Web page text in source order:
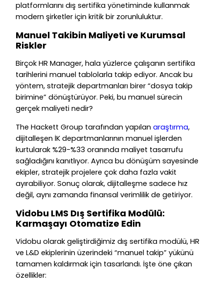
platformlarını dış sertifika yönetiminde kullanmak
modern şirketler için kritik bir zorunluluktur.
Manuel Takibin Maliyeti ve Kurumsal
Riskler
Birçok HR Manager, hala yüzlerce çalışanın sertifika
tarihlerini manuel tablolarla takip ediyor. Ancak bu
yöntem, stratejik departmanları birer “dosya takip
birimine” dönüştürüyor. Peki, bu manuel sürecin
gerçek maliyeti nedir?
The Hackett Group tarafından yapılan araştırma,
dijitalleşen İK departmanlarının manuel işlerden
kurtularak %29-%33 oranında maliyet tasarrufu
sağladığını kanıtlıyor. Ayrıca bu dönüşüm sayesinde
ekipler, stratejik projelere çok daha fazla vakit
ayırabiliyor. Sonuç olarak, dijitalleşme sadece hız
değil, aynı zamanda finansal verimlilik de getiriyor.
Vidobu LMS Dış Sertifika Modülü:
Karmaşayı Otomatize Edin
Vidobu olarak geliştirdiğimiz dış sertifika modülü, HR
ve L&D ekiplerinin üzerindeki “manuel takip” yükünü
tamamen kaldırmak için tasarlandı. İşte öne çıkan
özellikler: